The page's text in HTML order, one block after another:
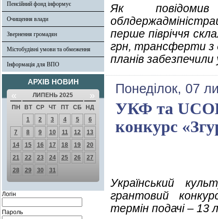
Пенсійний фонд інформує
Очищення влади
Звернення громадян
Містобудівні умови та обмеження
Інформація для ВПО
АРХІВ НОВИН
« ЛИПЕНЬ 2025 »
ПН ВТ СР ЧТ ПТ СБ
НД
1
2 3 4 5
6
7
8 9 10 11 12
13
14
15 16 17 18 19
20
21
22 23 24 25 26
27
28
29 30 31
Логін
Пароль
Як
перше півріччя
грн, трансферти з
планів
Понеділок, 07
УКФ та
конкурс
Український
грантовий
термін подачі – 13